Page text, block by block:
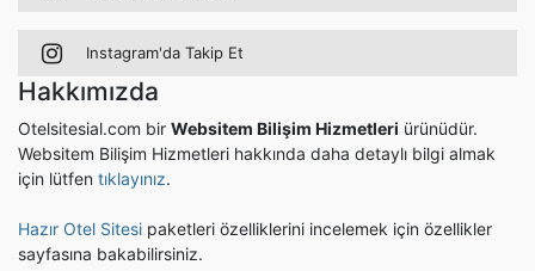
Instagram'da Takip Et
Hakkımızda
Otelsitesial.com bir Websitem Bilişim Hizmetleri ürünüdür.
Websitem Bilişim Hizmetleri hakkında daha detaylı bilgi almak
için lütfen tıklayınız.
Hazır Otel Sitesi paketleri özelliklerini incelemek için özellikler
sayfasına bakabilirsiniz.